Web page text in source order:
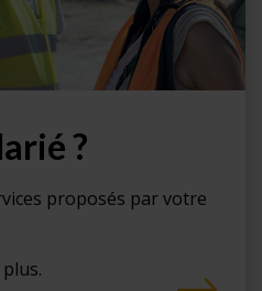
?
proposés par votre